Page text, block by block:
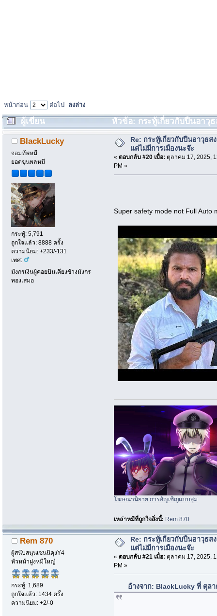
หน้าก่อน ต่อไป ลงล่าง
ผู้เขียน
หัวข้อ: กระทู้เกี่ยวกับปืนอาวุ
20859 ครั้ง)
BlackLucky
จอมทัพหมี
ยอดขุนพลหมี
กระทู้: 5,791
ถูกใจแล้ว: 8888 ครั้ง
ความนิยม: +233/-131
เพศ:
มังกรเงินผู้คอยบินเคียงข้างมังกร
ทองเสมอ
Re: กระทู้เกี่ยวกับปืนอาวุธส
แต่ไม่มีการเมืองนะจ๊ะ
« ตอบกลับ #20 เมื่อ: ตุลาคม 17, 2025,
PM »
Super safety mode not Full Auto
โฆษณานิยาย การอัญเชิญแบบสุ่ม
เหล่าหมีที่ถูกใจสิ่งนี้: Rem 870
Rem 870
ผู้สนับสนุนเซนนิคุงY4
หัวหน้าฝูงหมีใหญ่
กระทู้: 1,689
ถูกใจแล้ว: 1434 ครั้ง
ความนิยม: +2/-0
Re: กระทู้เกี่ยวกับปืนอาวุธส
แต่ไม่มีการเมืองนะจ๊ะ
« ตอบกลับ #21 เมื่อ: ตุลาคม 17, 2025,
PM »
อ้างจาก: BlackLucky ที่ ตุล